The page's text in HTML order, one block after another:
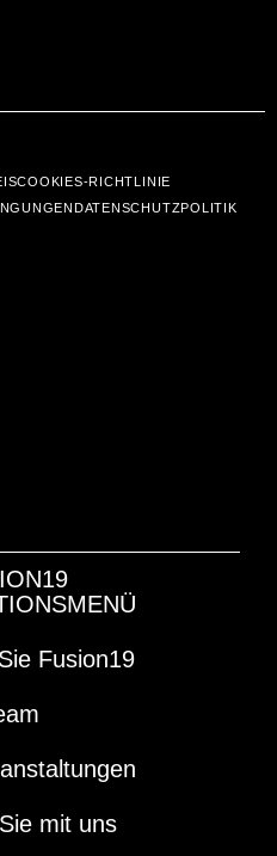
COOKIES-RICHTLINIE
DATENSCHUTZPOLITIK
Fusion19
mit uns